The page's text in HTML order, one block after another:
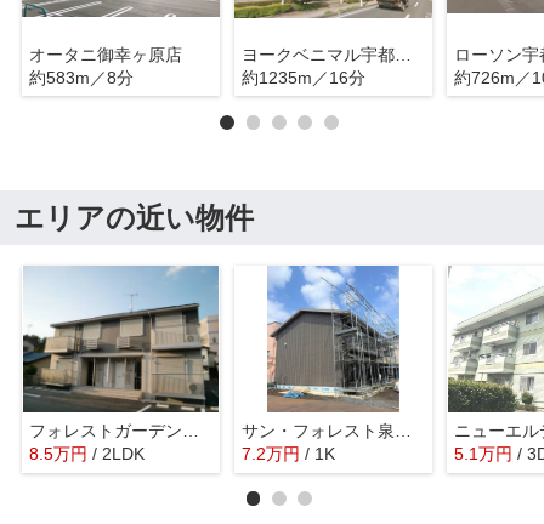
オータニ御幸ヶ原店
約583m／8分
ヨークベニマル宇都宮御幸ケ原店
約1235m／16分
約726m／
エリアの近い物件
8.5万円 / 2LDK
7.2万円 / 1K
ニューエ
5.1万円 /